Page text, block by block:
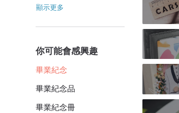
顯示更多
你可能會感興趣
畢業紀念
畢業紀念品
畢業紀念冊